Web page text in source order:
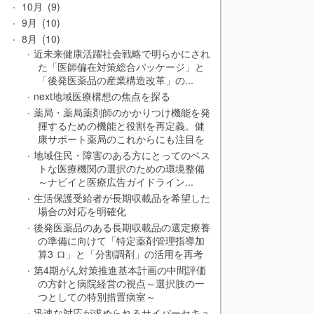
10月
9
9月
10
8月
10
近未来健康活躍社会戦略で明らかにされ
た「医師偏在対策総合パッケージ」と
「後発医薬品の産業構造改革」の...
next地域医療構想の焦点を探る
薬局・薬局薬剤師のかかりつけ機能を発
揮するための機能と役割を再定義。健
康サポート薬局のこれからにも注目を
地域住民・障害のある方にとってのベス
トな医療機関の選択のための環境整備
～ナビイと医療広告ガイドライン...
生活保護受給者が長期収載品を希望した
場合の対応を明確化
後発医薬品のある長期収載品の選定療養
の準備に向けて「特定薬剤管理指導加
算3 ロ」と「分割調剤」の活用を再考
第4期がん対策推進基本計画の中間評価
の方針と病院経営の視点～選択肢の一
つとしての特別措置病室～